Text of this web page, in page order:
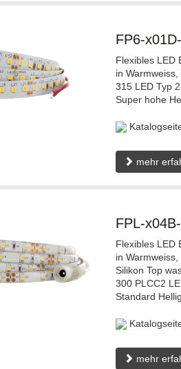
FP6-
Flexibles LED
in
315 LED Typ
Super hohe
mehr
FPL-
Flexibles LED
in
Silikon Top
300 PLCC2
Standard
mehr